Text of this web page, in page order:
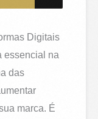
Digitais
essencial na
das
marca. É